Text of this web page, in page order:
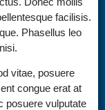
facilisis.
Phasellus leo
vitae, posuere
congue erat at
posuere vulputate